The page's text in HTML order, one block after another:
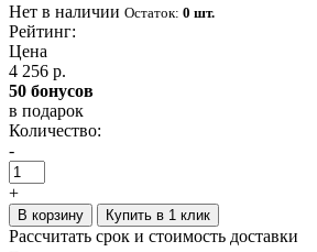
Нет в наличии Остаток: 0 шт.
Рейтинг:
Цена
4 256 р.
50 бонусов
в подарок
Количество:
-
+
В корзину Купить в 1 клик
Рассчитать срок и стоимость доставки